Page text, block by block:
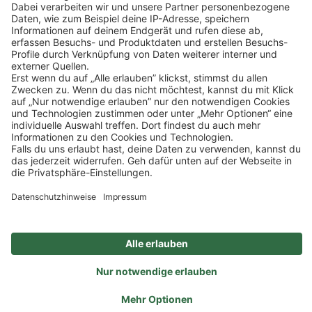
Mehr Informationen
Akzeptieren
Powered by
Impressum Datenschutz
Privatsphäre-Einstellungen
Veranstaltungen
FAQ
Sitemap